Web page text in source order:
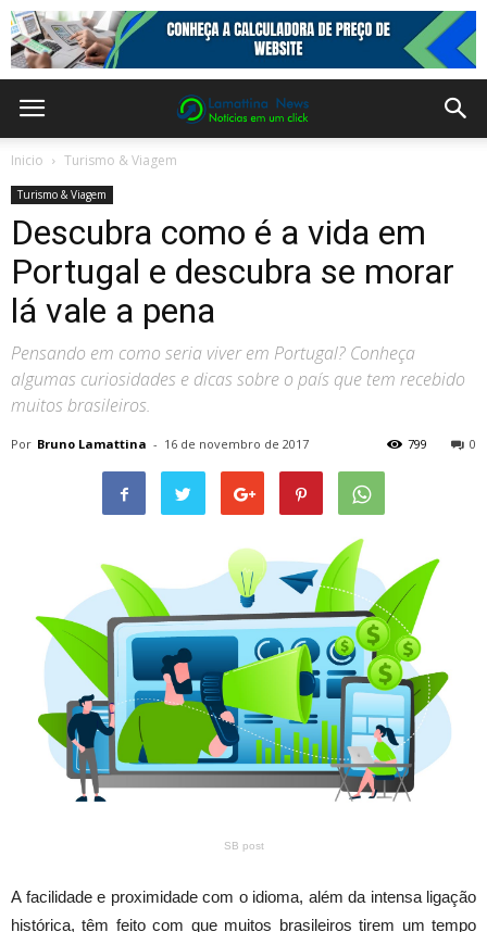
Inicio Turismo & Viagem
Turismo & Viagem
Descubra como é a vida em
Portugal e descubra se morar
lá vale a pena
Pensando em como seria viver em Portugal? Conheça
algumas curiosidades e dicas sobre o país que tem recebido
muitos brasileiros.
Por Bruno Lamattina - 16 de novembro de 2017 0
799
SB post
A facilidade e proximidade com o idioma, além da intensa ligação
histórica, têm feito com que muitos brasileiros tirem um tempo